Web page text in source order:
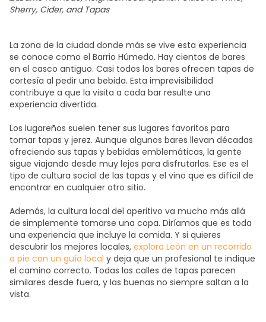
La zona de la ciudad donde más se vive esta experiencia
se conoce como el Barrio Húmedo. Hay cientos de bares
en el casco antiguo. Casi todos los bares ofrecen tapas de
cortesía al pedir una bebida. Esta imprevisibilidad
contribuye a que la visita a cada bar resulte una
experiencia divertida.
Los lugareños suelen tener sus lugares favoritos para
tomar tapas y jerez. Aunque algunos bares llevan décadas
ofreciendo sus tapas y bebidas emblemáticas, la gente
sigue viajando desde muy lejos para disfrutarlas. Ese es el
tipo de cultura social de las tapas y el vino que es difícil de
encontrar en cualquier otro sitio.
Además, la cultura local del aperitivo va mucho más allá
de simplemente tomarse una copa. Diríamos que es toda
una experiencia que incluye la comida. Y si quieres
descubrir los mejores locales, explora León en un recorrido
a pie con un guía local y deja que un profesional te indique
el camino correcto. Todas las calles de tapas parecen
similares desde fuera, y las buenas no siempre saltan a la
vista.